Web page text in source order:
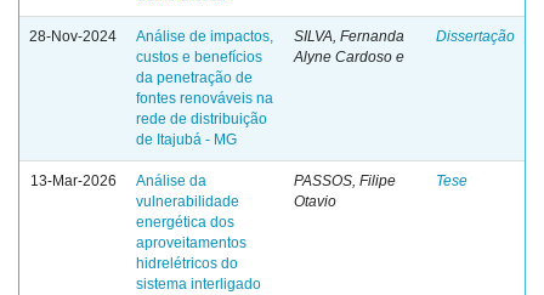
28-Nov-2024
Análise de impactos,
custos e benefícios
da penetração de
fontes renováveis na
rede de distribuição
de Itajubá - MG
SILVA, Fernanda
Alyne Cardoso e
Dissertação
13-Mar-2026
Análise da
vulnerabilidade
energética dos
aproveitamentos
hidrelétricos do
sistema interligado
PASSOS, Filipe
Otavio
Tese